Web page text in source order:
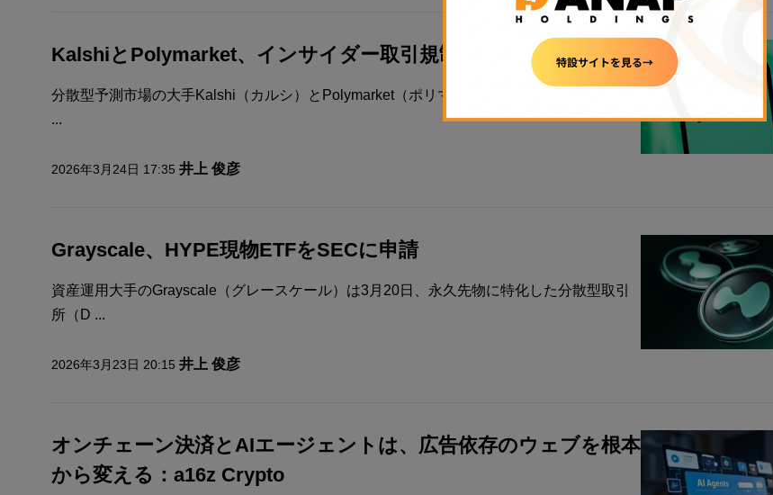
KalshiとPolymarket、インサイダー取引規制を強化
分散型予測市場の大手Kalshi（カルシ）とPolymarket（ポリマーケット）は、インサイダー
...
2026年3月24日 17:35 井上 俊彦
Grayscale、HYPE現物ETFをSECに申請
資産運用大手のGrayscale（グレースケール）は3月20日、永久先物に特化した分散型取引
所（D ...
2026年3月23日 20:15 井上 俊彦
オンチェーン決済とAIエージェントは、広告依存のウェブを根本
から変える：a16z Crypto